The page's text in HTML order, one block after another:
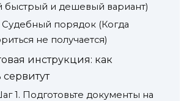
быстрый и дешевый вариант)
Судебный порядок (Когда
не получается)
инструкция: как
1. Подготовьте документы на